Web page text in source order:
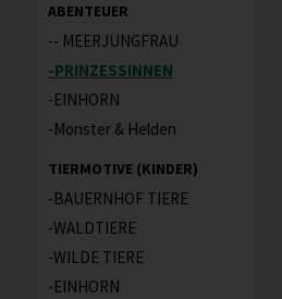
ABENTEUER
- MEERJUNGFRAU
PRINZESSINNEN
EINHORN
Monster & Helden
TIERMOTIVE (KINDER)
BAUERNHOF TIERE
WALDTIERE
WILDE TIERE
EINHORN